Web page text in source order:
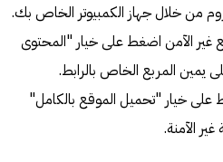
من خلال جهاز الكمبيوتر الخاص بك.
غير الآمن اضغط على خيار "المحتوى
يمين المربع الخاص بالرابط.
على خيار "تحميل الموقع بالكامل"
الآمنة.